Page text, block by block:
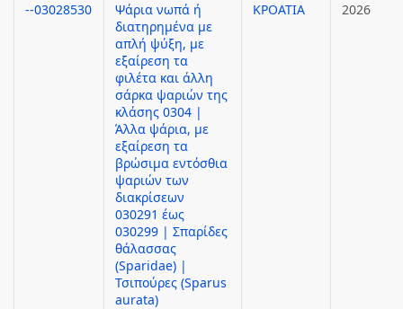
--03028530
Ψάρια νωπά ή
διατηρημένα με
απλή ψύξη, με
εξαίρεση τα
φιλέτα και άλλη
σάρκα ψαριών της
κλάσης 0304 |
Άλλα ψάρια, με
εξαίρεση τα
βρώσιμα εντόσθια
ψαριών των
διακρίσεων
030291 έως
030299 | Σπαρίδες
θάλασσας
(Sparidae) |
Τσιπούρες (Sparus
aurata)
ΚΡΟΑΤΙΑ 2026